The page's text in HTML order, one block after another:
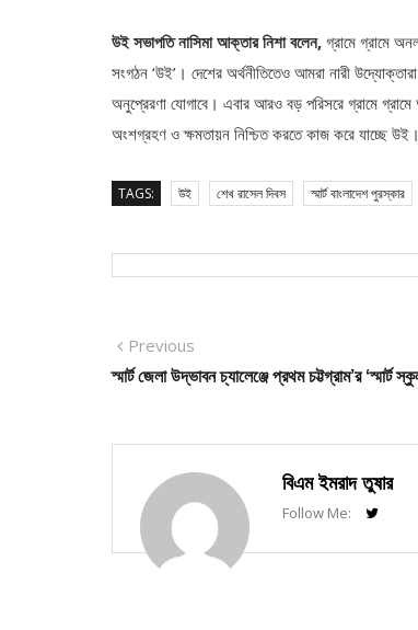
উই সভাপতি নাসিমা আক্তার নিশা বলেন,গ্রামে গ্রামে
সংগঠন ‘উই’। দেশের অর্থনীতিতেও আমরা নারী
অনুপ্রেরণা যোগাবে। এবার আরও বড় পরিসরে গ্রামে
অংশগ্রহণ ও ক্ষমতায়ন নিশ্চিত করতে কাজ করে যাচ্ছে
TAGS: উই শেখ রাসেল দিবস স্মার্ট বাংলাদেশ পুরস্কার
Post
navigation
Previous
post:
স্মার্ট জেলা উদ্ভাবন চ্যালেঞ্জে প্রথম চট্টগ্রাম’র ‘স্মার্ট
বিএম ইমরাদ তুষার
Follow Me: